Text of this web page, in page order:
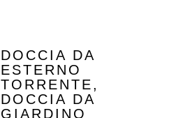
DOCCIA DA
ESTERNO
TORRENTE,
DOCCIA DA
GIARDINO